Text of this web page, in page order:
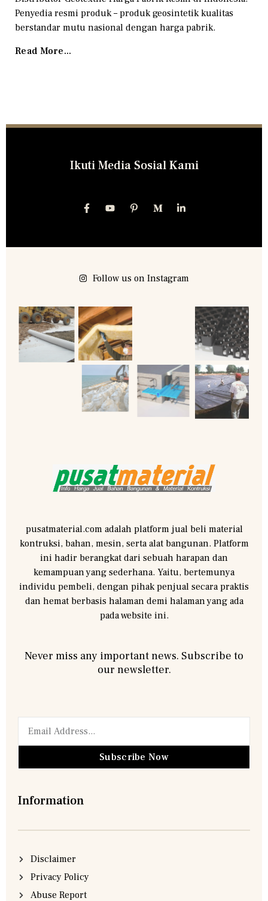
Penyedia resmi produk – produk geosintetik kualitas
berstandar mutu nasional dengan harga pabrik.
Read More...
Ikuti Media Sosial Kami
Follow us on Instagram
pusatmaterial.com adalah platform jual beli material
kontruksi, bahan, mesin, serta alat bangunan. Platform
ini hadir berangkat dari sebuah harapan dan
kemampuan yang sederhana. Yaitu, bertemunya
individu pembeli, dengan pihak penjual secara praktis
dan hemat berbasis halaman demi halaman yang ada
pada website ini.
Never miss any important news. Subscribe to
our newsletter.
Subscribe Now
Information
Disclaimer
Privacy Policy
Abuse Report